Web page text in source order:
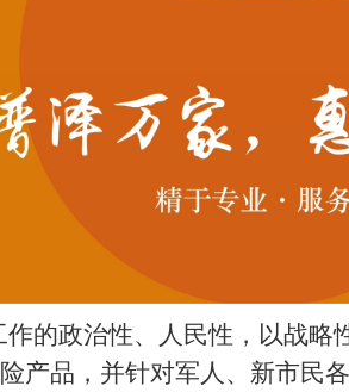
的政治性、人民性，以战
产品，并针对军人、新市民